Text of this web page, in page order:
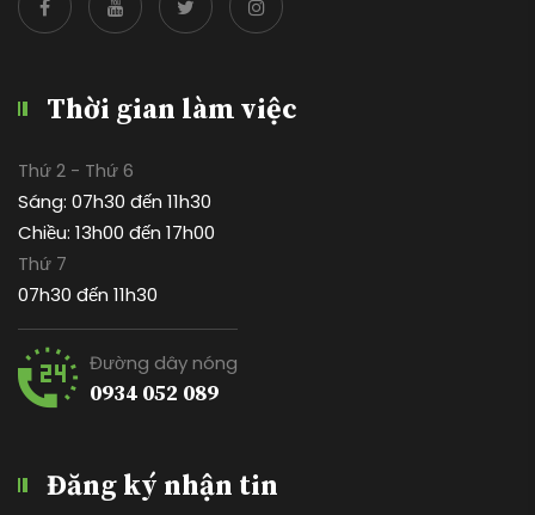
Thời gian làm việc
Thứ 2 - Thứ 6
Sáng: 07h30 đến 11h30
Chiều: 13h00 đến 17h00
Thứ 7
07h30 đến 11h30
Đường dây nóng
0934 052 089
Đăng ký nhận tin